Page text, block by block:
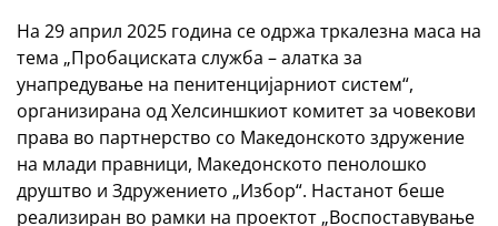
На 29 април 2025 година се одржа тркалезна маса на
тема „Пробациската служба – алатка за
унапредување на пенитенцијарниот систем“,
организирана од Хелсиншкиот комитет за човекови
права во партнерство со Македонското здружение
на млади правници, Македонското пенолошко
друштво и Здружението „Избор“. Настанот беше
реализиран во рамки на проектот „Воспоставување